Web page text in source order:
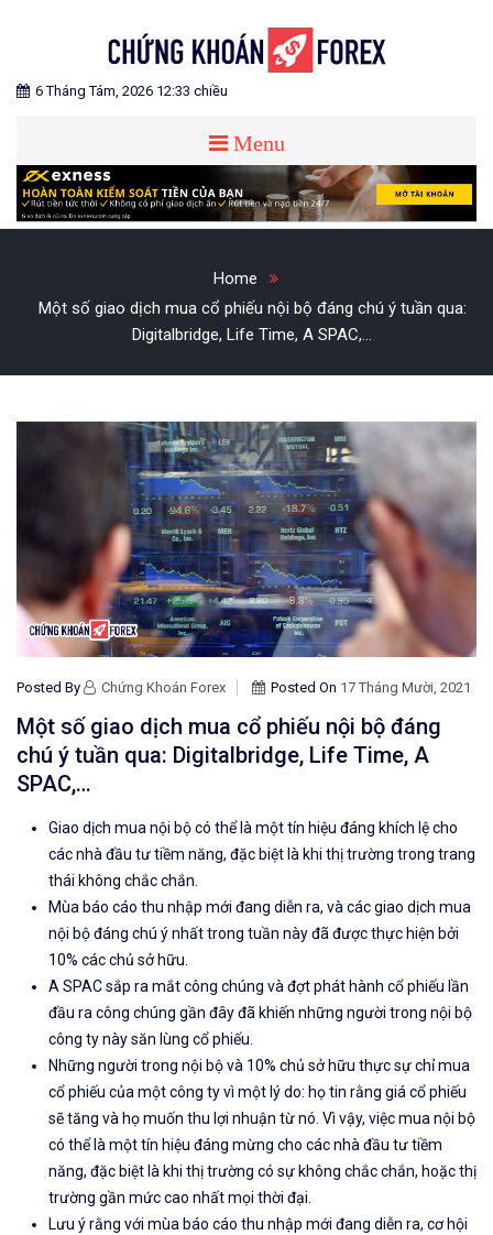
CHỨNG KHOÁN FOREX
Blog chia sẻ về Chứng Khoán và Forex
6 Tháng Tám, 2026 12:33 chiều
Menu
Home
Một số giao dịch mua cổ phiếu nội bộ đáng chú ý tuần qua:
Digitalbridge, Life Time, A SPAC,…
Posted By Chứng Khoán Forex Posted On 17 Tháng Mười, 2021
Một số giao dịch mua cổ phiếu nội bộ đáng
chú ý tuần qua: Digitalbridge, Life Time, A
SPAC,…
Giao dịch mua nội bộ có thể là một tín hiệu đáng khích lệ cho
các nhà đầu tư tiềm năng, đặc biệt là khi thị trường trong trang
thái không chắc chắn.
Mùa báo cáo thu nhập mới đang diễn ra, và các giao dịch mua
nội bộ đáng chú ý nhất trong tuần này đã được thực hiện bởi
10% các chủ sở hữu.
A SPAC sắp ra mắt công chúng và đợt phát hành cổ phiếu lần
đầu ra công chúng gần đây đã khiến những người trong nội bộ
công ty này săn lùng cổ phiếu.
Những người trong nội bộ và 10% chủ sở hữu thực sự chỉ mua
cổ phiếu của một công ty vì một lý do: họ tin rằng giá cổ phiếu
sẽ tăng và họ muốn thu lợi nhuận từ nó. Vì vậy, việc mua nội bộ
có thể là một tín hiệu đáng mừng cho các nhà đầu tư tiềm
năng, đặc biệt là khi thị trường có sự không chắc chắn, hoặc thị
trường gần mức cao nhất mọi thời đại.
Lưu ý rằng với mùa báo cáo thu nhập mới đang diễn ra, cơ hội